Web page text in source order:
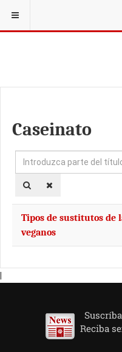
Caseinato
Introduzca
parte
del
Tipos de sustitutos de
veganos